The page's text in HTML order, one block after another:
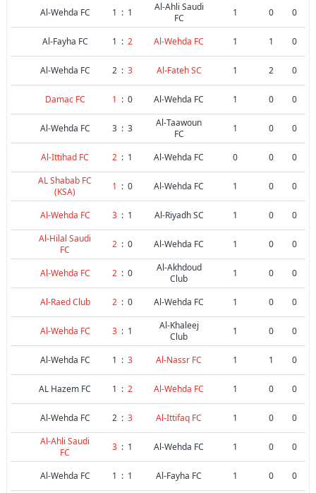
Al-Wehda FC 1 : 1
Al-Ahli Saudi
FC
1 0 0
Al-Fayha FC 1 : 2 Al-Wehda FC 1 1 0
Al-Wehda FC 2 : 3 Al-Fateh SC 1 2 0
Damac FC 1 : 0 Al-Wehda FC 1 0 0
Al-Wehda FC 3 : 3
Al-Taawoun
FC
1 0 0
Al-Ittihad FC 2 : 1 Al-Wehda FC 0 0
0
AL Shabab FC
(KSA)
1 : 0 Al-Wehda FC 1 0 0
Al-Wehda FC 3 : 1 Al-Riyadh SC 1 0
0
Al-Hilal Saudi
FC
2 : 0 Al-Wehda FC 1 0 0
Al-Wehda FC 2 : 0
Al-Akhdoud
Club
1 0 0
Al-Raed Club 2 : 0 Al-Wehda FC 1 0 0
Al-Wehda FC 3 : 1
Al-Khaleej
Club
1 0 0
Al-Wehda FC 1 : 3 Al-Nassr FC 1 1 0
AL Hazem FC 1 : 2 Al-Wehda FC 1 0 0
Al-Wehda FC 2 : 3 Al-Ittifaq FC 1 0
0
Al-Ahli Saudi
FC
3 : 1 Al-Wehda FC 1 0 0
Al-Wehda FC 1 : 1 Al-Fayha FC 1 0 0